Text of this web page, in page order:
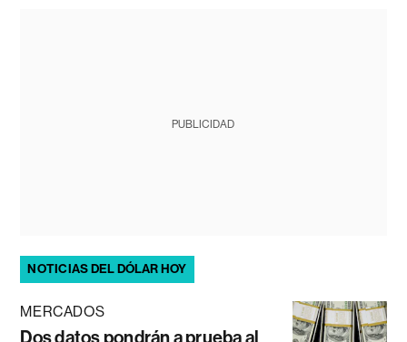
PUBLICIDAD
NOTICIAS DEL DÓLAR HOY
MERCADOS
Dos datos pondrán a prueba al